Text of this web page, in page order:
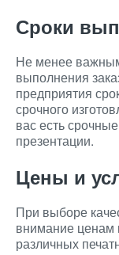
Сроки
Не менее
выполнения
предприятия
срочного
вас есть
презентации.
Цены и
При выборе
внимание ценам
различных